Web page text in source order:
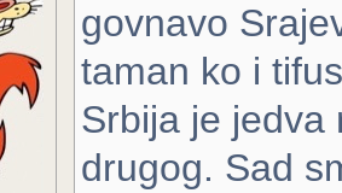
govnavo
taman ko i
Srbija je jedva
drugog. Sad